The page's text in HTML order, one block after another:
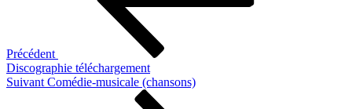
Précédent
Discographie téléchargement
Article
Suivant Comédie-musicale (chansons)